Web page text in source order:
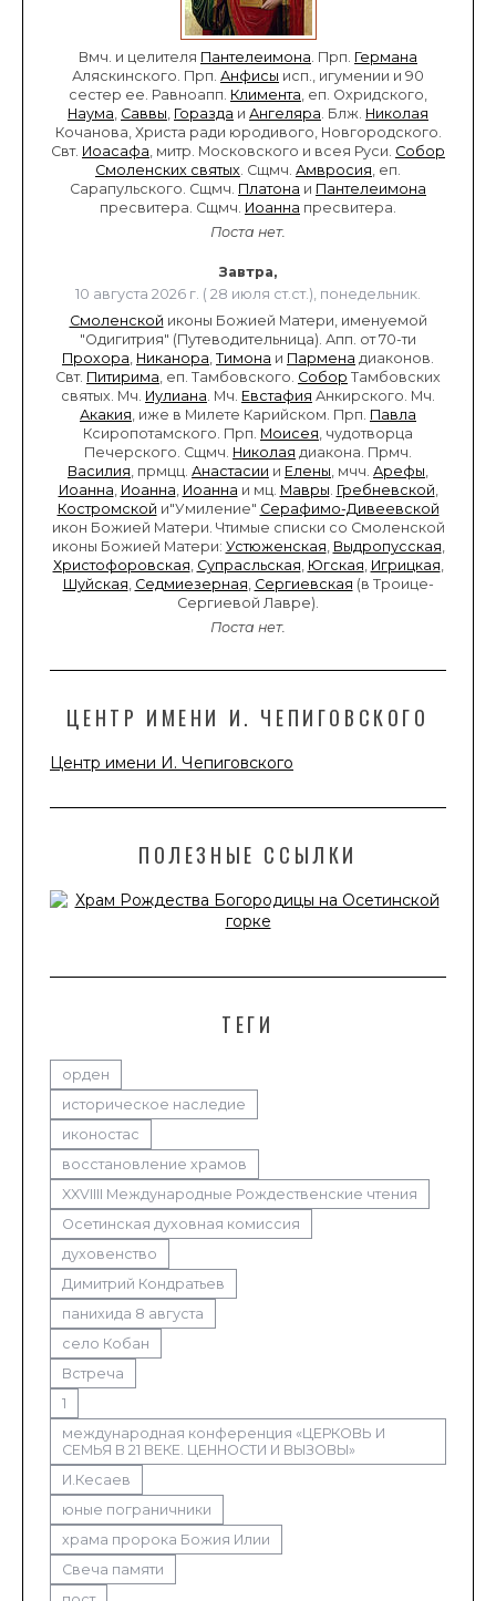
Вмч. и целителя Пантелеимона. Прп. Германа
Аляскинского. Прп. Анфисы исп., игумении и 90
сестер ее. Равноапп. Климента, еп. Охридского,
Наума, Саввы, Горазда и Ангеляра. Блж. Николая
Кочанова, Христа ради юродивого, Новгородского.
Свт. Иоасафа, митр. Московского и всея Руси. Собор
Смоленских святых. Сщмч. Амвросия, еп.
Сарапульского. Сщмч. Платона и Пантелеимона
пресвитера. Сщмч. Иоанна пресвитера.
Поста нет.
Завтра,
10 августа 2026 г. ( 28 июля ст.ст.), понедельник.
Смоленской иконы Божией Матери, именуемой
"Одигитрия" (Путеводительница). Апп. от 70-ти
Прохора, Никанора, Тимона и Пармена диаконов.
Свт. Питирима, еп. Тамбовского. Собор Тамбовских
святых. Мч. Иулиана. Мч. Евстафия Анкирского. Мч.
Акакия, иже в Милете Карийском. Прп. Павла
Ксиропотамского. Прп. Моисея, чудотворца
Печерского. Сщмч. Николая диакона. Прмч.
Василия, прмцц. Анастасии и Елены, мчч. Арефы,
Иоанна, Иоанна, Иоанна и мц. Мавры. Гребневской,
Костромской и"Умиление" Серафимо-Дивеевской
икон Божией Матери. Чтимые списки со Смоленской
иконы Божией Матери: Устюженская, Выдропусская,
Христофоровская, Супрасльская, Югская, Игрицкая,
Шуйская, Седмиезерная, Сергиевская (в Троице-
Сергиевой Лавре).
Поста нет.
ЦЕНТР ИМЕНИ И. ЧЕПИГОВСКОГО
Центр имени И. Чепиговского
ПОЛЕЗНЫЕ ССЫЛКИ
ТЕГИ
орден
историческое наследие
иконостас
восстановление храмов
XXVIIII Международные Рождественские чтения
Осетинская духовная комиссия
духовенство
Димитрий Кондратьев
панихида 8 августа
село Кобан
Встреча
1
международная конференция «ЦЕРКОВЬ И
СЕМЬЯ В 21 ВЕКЕ. ЦЕННОСТИ И ВЫЗОВЫ»
И.Кесаев
юные пограничники
храма пророка Божия Илии
Свеча памяти